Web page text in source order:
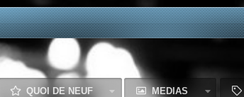
QUOI DE NEUF MEDIAS